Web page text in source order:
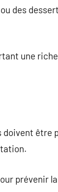
des
une
être
prévenir